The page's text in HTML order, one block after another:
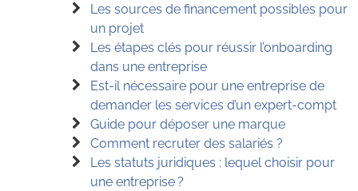
Les sources de financement possibles pour
un projet
Les étapes clés pour réussir l’onboarding
dans une entreprise
Est-il nécessaire pour une entreprise de
demander les services d’un expert-compt
Guide pour déposer une marque
Comment recruter des salariés ?
Les statuts juridiques : lequel choisir pour
une entreprise ?